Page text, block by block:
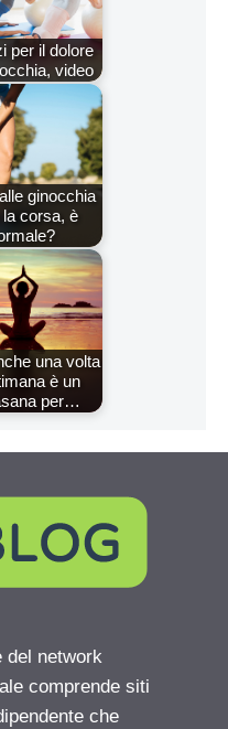
per il dolore
video
ginocchia
la corsa, è
una volta
è un
per…
del network
comprende siti
che